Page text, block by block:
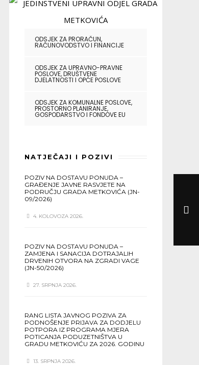
ODSJEK ZA PRORAČUN,
RAČUNOVODSTVO I FINANCIJE
ODSJEK ZA UPRAVNO-PRAVNE
POSLOVE, DRUŠTVENE
DJELATNOSTI I OPĆE POSLOVE
ODSJEK ZA KOMUNALNE POSLOVE,
PROSTORNO PLANIRANJE,
GOSPODARSTVO I FONDOVE EU
NATJEČAJI I POZIVI
POZIV NA DOSTAVU PONUDA –
GRAĐENJE JAVNE RASVJETE NA
PODRUČJU GRADA METKOVIĆA (JN-
09/2026)
4. KOLOVOZA 2026.
POZIV NA DOSTAVU PONUDA –
ZAMJENA I SANACIJA DOTRAJALIH
DRVENIH OTVORA NA ZGRADI VAGE
(JN-50/2026)
27. SRPNJA 2026.
RANG LISTA JAVNOG POZIVA ZA
PODNOŠENJE PRIJAVA ZA DODJELU
POTPORA IZ PROGRAMA MJERA
POTICANJA PODUZETNIŠTVA U
GRADU METKOVIĆU ZA 2026. GODINU
13. SRPNJA 2026.